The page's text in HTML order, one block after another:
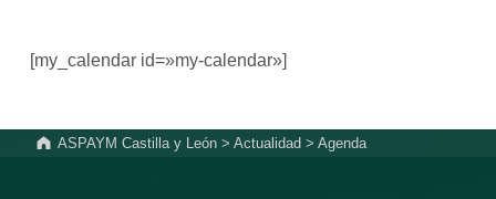
[my_calendar id=»my-calendar»]
ASPAYM Castilla y León >Actualidad >Agenda